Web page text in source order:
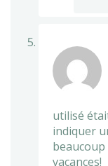
utilisé
indiquer
vacances!